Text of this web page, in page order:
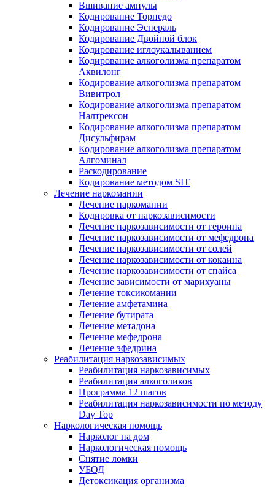
Вшивание ампулы
Кодирование Торпедо
Кодирование Эспераль
Кодирование Двойной блок
Кодирование иглоукалыванием
Кодирование алкоголизма препаратом
Аквилонг
Кодирование алкоголизма препаратом
Вивитрол
Кодирование алкоголизма препаратом
Налтрексон
Кодирование алкоголизма препаратом
Дисульфирам
Кодирование алкоголизма препаратом
Алгоминал
Раскодирование
Кодирование методом SIT
Лечение наркомании
Лечение наркомании
Кодировка от наркозависимости
Лечение наркозависимости от героина
Лечение наркозависимости от мефедрона
Лечение наркозависимости от солей
Лечение наркозависимости от кокаина
Лечение наркозависимости от спайса
Лечение зависимости от марихуаны
Лечение токсикомании
Лечение амфетамина
Лечение бутирата
Лечение метадона
Лечение мефедрона
Лечение эфедрина
Реабилитация наркозависимых
Реабилитация наркозависимых
Реабилитация алкоголиков
Программа 12 шагов
Реабилитация наркозависимости по методу
Day Top
Наркологическая помощь
Нарколог на дом
Наркологическая помощь
Снятие ломки
УБОД
Детоксикация организма